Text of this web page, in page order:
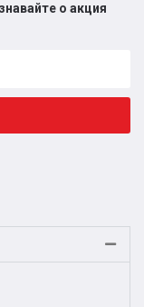
о акция